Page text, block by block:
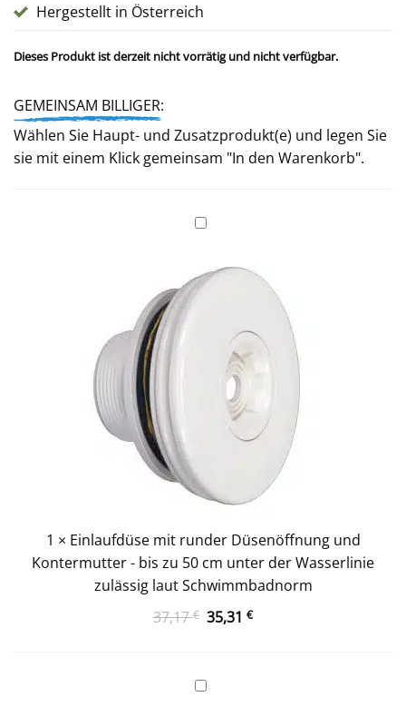
Hergestellt in Österreich
Dieses Produkt ist derzeit nicht vorrätig und nicht verfügbar.
GEMEINSAM BILLIGER:
Wählen Sie Haupt- und Zusatzprodukt(e) und legen Sie
sie mit einem Klick gemeinsam "In den Warenkorb".
Einlaufdüse
runder
Düsenöffnung
Kontermutter
der
Wasserlinie
laut
Schwimmbadnorm
1 × Einlaufdüse mit runder Düsenöffnung und
Kontermutter - bis zu 50 cm unter der Wasserlinie
zulässig laut Schwimmbadnorm
37,17€ Ursprünglicher
37,17 €
35,31€Aktueller
Einbauskimmer